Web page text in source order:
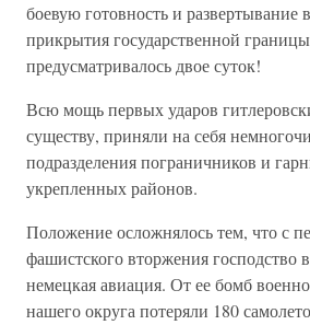
боевую готовность и развертывание
прикрытия государственной
предусматривалось двое суток!
Всю мощь первых ударов
существу, приняли на себя
подразделения пограничников и
укрепленных районов.
Положение осложнялось тем, что с
фашистского вторжения господство
немецкая авиация. От ее бомб
нашего округа потеряли 180